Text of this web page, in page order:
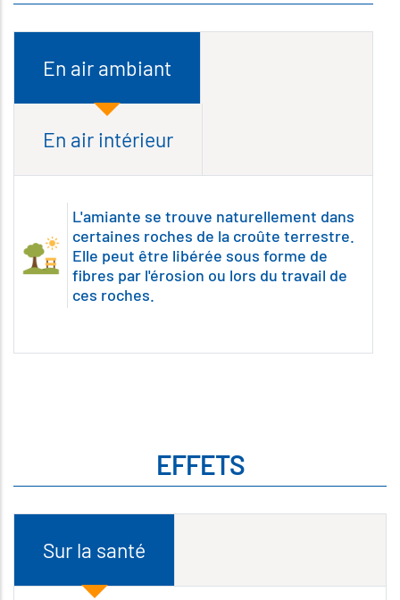
En air ambiant
En air intérieur
L'amiante se trouve naturellement dans
certaines roches de la croûte terrestre.
Elle peut être libérée sous forme de
fibres par l'érosion ou lors du travail de
ces roches.
EFFETS
Sur la santé